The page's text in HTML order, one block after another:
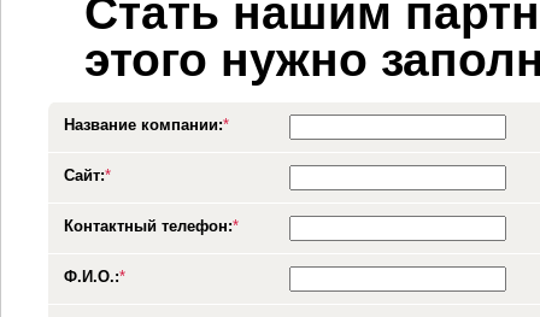
Стать нашим
этого нужно
Название компании:*
Сайт:*
Контактный телефон:*
Ф.И.О.:*